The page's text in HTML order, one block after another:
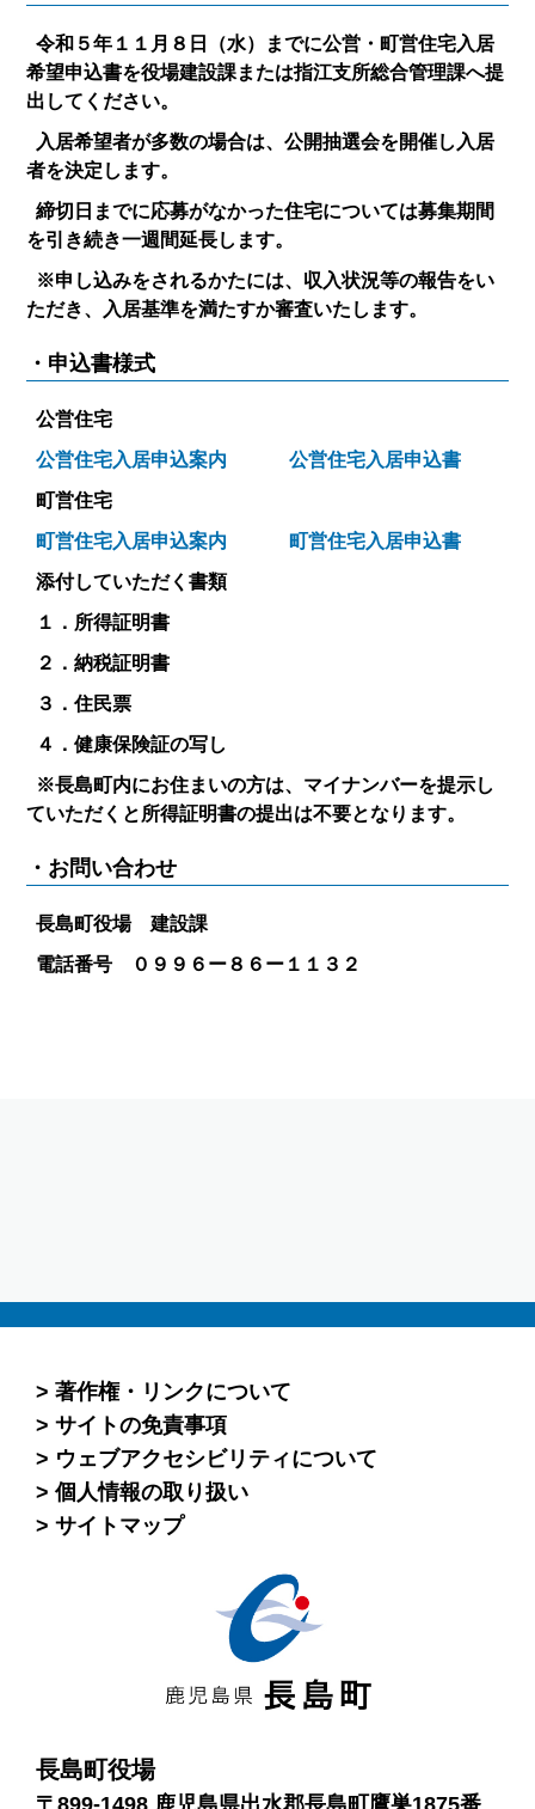
令和５年１１月８日（水）までに公営・町営住宅入居
希望申込書を役場建設課または指江支所総合管理課へ提
出してください。
入居希望者が多数の場合は、公開抽選会を開催し入居
者を決定します。
締切日までに応募がなかった住宅については募集期間
を引き続き一週間延長します。
※申し込みをされるかたには、収入状況等の報告をい
ただき、入居基準を満たすか審査いたします。
・申込書様式
公営住宅
公営住宅入居申込案内
公営住宅入居申込書
町営住宅
町営住宅入居申込案内
町営住宅入居申込書
添付していただく書類
１．所得証明書
２．納税証明書
３．住民票
４．健康保険証の写し
※長島町内にお住まいの方は、マイナンバーを提示し
ていただくと所得証明書の提出は不要となります。
・お問い合わせ
長島町役場 建設課
電話番号 ０９９６ー８６ー１１３２
著作権・リンクについて
サイトの免責事項
ウェブアクセシビリティについて
個人情報の取り扱い
サイトマップ
長島町役場
〒899-1498 鹿児島県出水郡長島町鷹巣1875番